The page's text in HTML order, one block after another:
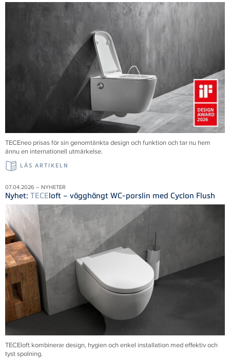
TECEneo prisas för sin genomtänkta design och funktion och tar nu hem
ännu en internationell utmärkelse.
LÄS ARTIKELN
07.04.2026 – NYHETER
Nyhet: TECEloft – vägghängt WC-porslin med Cyclon Flush
TECEloft kombinerar design, hygien och enkel installation med effektiv och
tyst spolning.